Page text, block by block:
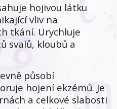
hojivou látku
vliv na
tkání. Urychluje
svalů, kloubů a
působí
hojení ekzémů. Je
a celkové slabosti